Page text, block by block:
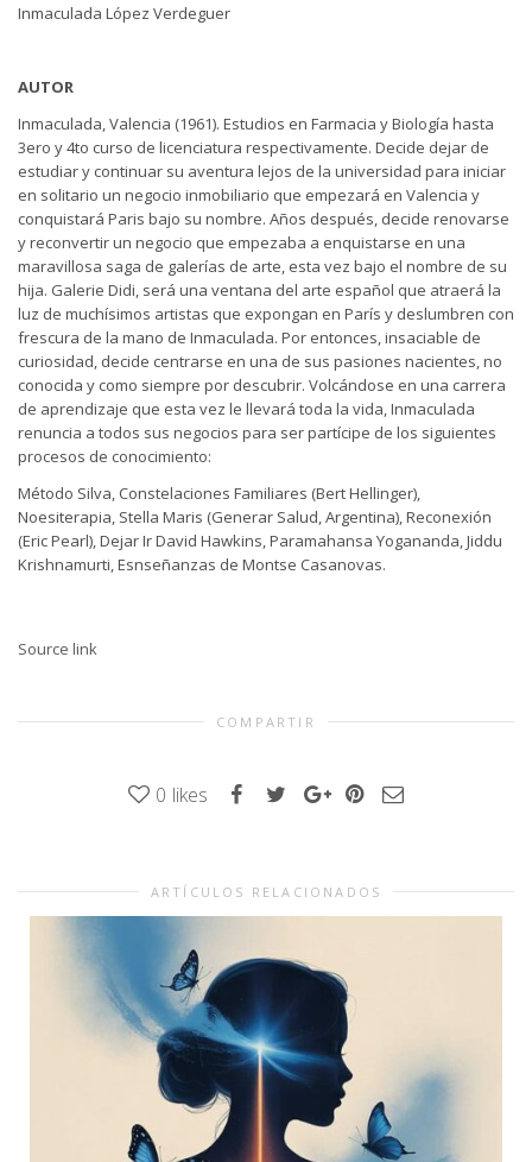
Inmaculada López Verdeguer
AUTOR
Inmaculada, Valencia (1961). Estudios en Farmacia y Biología hasta
3ero y 4to curso de licenciatura respectivamente. Decide dejar de
estudiar y continuar su aventura lejos de la universidad para iniciar
en solitario un negocio inmobiliario que empezará en Valencia y
conquistará Paris bajo su nombre. Años después, decide renovarse
y reconvertir un negocio que empezaba a enquistarse en una
maravillosa saga de galerías de arte, esta vez bajo el nombre de su
hija. Galerie Didi, será una ventana del arte español que atraerá la
luz de muchísimos artistas que expongan en París y deslumbren con
frescura de la mano de Inmaculada. Por entonces, insaciable de
curiosidad, decide centrarse en una de sus pasiones nacientes, no
conocida y como siempre por descubrir. Volcándose en una carrera
de aprendizaje que esta vez le llevará toda la vida, Inmaculada
renuncia a todos sus negocios para ser partícipe de los siguientes
procesos de conocimiento:
Método Silva, Constelaciones Familiares (Bert Hellinger),
Noesiterapia, Stella Maris (Generar Salud, Argentina), Reconexión
(Eric Pearl), Dejar Ir David Hawkins, Paramahansa Yogananda, Jiddu
Krishnamurti, Esnseñanzas de Montse Casanovas.
Source link
COMPARTIR
0 likes
ARTÍCULOS RELACIONADOS